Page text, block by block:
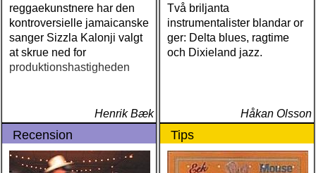
reggaekunstnere har den
kontroversielle jamaicanske
sanger Sizzla Kalonji valgt
at skrue ned for
produktionshastigheden
Henrik Bæk
Två briljanta
instrumentalister blandar or
ger: Delta blues, ragtime
och Dixieland jazz.
Håkan Olsson
Recension Tips